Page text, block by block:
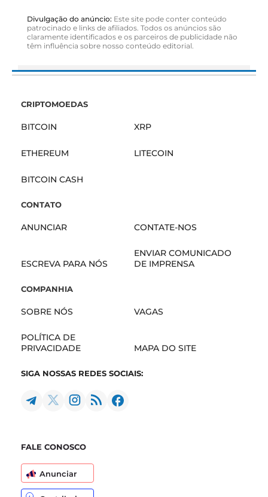
Divulgação do anúncio: Este site pode conter conteúdo
patrocinado e links de afiliados. Todos os anúncios são
claramente identificados e os parceiros de publicidade não
têm influência sobre nosso conteúdo editorial.
CRIPTOMOEDAS
BITCOIN XRP
ETHEREUM LITECOIN
BITCOIN CASH
CONTATO
ANUNCIAR CONTATE-NOS
ESCREVA PARA NÓS
ENVIAR COMUNICADO
DE IMPRENSA
COMPANHIA
SOBRE NÓS VAGAS
POLÍTICA DE
PRIVACIDADE
MAPA DO SITE
SIGA NOSSAS REDES SOCIAIS:
FALE CONOSCO
Anunciar